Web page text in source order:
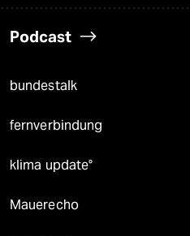
Podcast
bundestalk
fernverbindung
klima update°
Mauerecho